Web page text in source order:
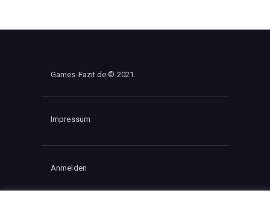
Games-Fazit.de © 2021.
Impressum
Anmelden